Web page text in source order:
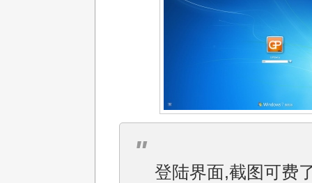
登陆界面,截图可费